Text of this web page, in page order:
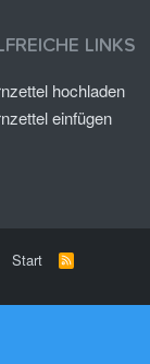
LINKS
hochladen
einfügen
Start
R
S